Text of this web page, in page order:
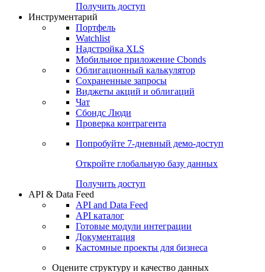
Получить доступ
Инструментарий
Портфель
Watchlist
Надстройка XLS
Мобильное приложение Cbonds
Облигационный калькулятор
Сохраненные запросы
Виджеты акций и облигаций
Чат
Сбондс Люди
Проверка контрагента
Попробуйте 7-дневный демо-доступ
Откройте глобальную базу данных
Получить доступ
API & Data Feed
API and Data Feed
API каталог
Готовые модули интеграции
Документация
Кастомные проекты для бизнеса
Оцените структуру и качество данных